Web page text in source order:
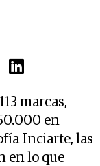
marcas,
en
Inciarte, las
en lo que